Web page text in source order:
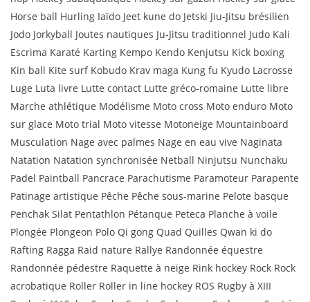
Horse ball Hurling Iaïdo Jeet kune do Jetski Jiu-Jitsu brésilien
Jodo Jorkyball Joutes nautiques Ju-Jitsu traditionnel Judo Kali
Escrima Karaté Karting Kempo Kendo Kenjutsu Kick boxing
Kin ball Kite surf Kobudo Krav maga Kung fu Kyudo Lacrosse
Luge Luta livre Lutte contact Lutte gréco-romaine Lutte libre
Marche athlétique Modélisme Moto cross Moto enduro Moto
sur glace Moto trial Moto vitesse Motoneige Mountainboard
Musculation Nage avec palmes Nage en eau vive Naginata
Natation Natation synchronisée Netball Ninjutsu Nunchaku
Padel Paintball Pancrace Parachutisme Paramoteur Parapente
Patinage artistique Pêche Pêche sous-marine Pelote basque
Penchak Silat Pentathlon Pétanque Peteca Planche à voile
Plongée Plongeon Polo Qi gong Quad Quilles Qwan ki do
Rafting Ragga Raid nature Rallye Randonnée équestre
Randonnée pédestre Raquette à neige Rink hockey Rock Rock
acrobatique Roller Roller in line hockey ROS Rugby à XIII